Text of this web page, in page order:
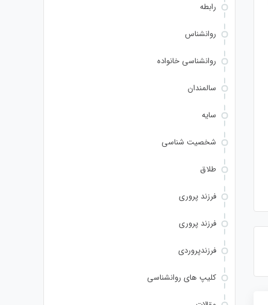
رابطه
روانشناس
روانشناسی خانواده
سالمندان
سایه
شخصیت شناسی
طلاق
فرزند پروری
فرزند پروری
فرزندپروردی
کلیپ های روانشناسی